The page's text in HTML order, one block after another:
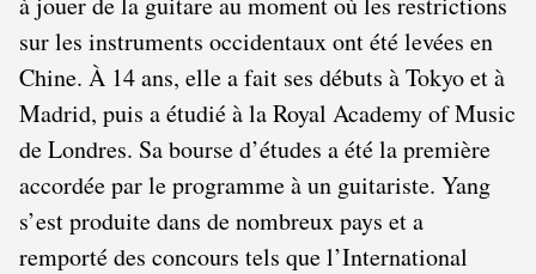
sur les instruments occidentaux ont été levées en
Chine. À 14 ans, elle a fait ses débuts à Tokyo et à
Madrid, puis a étudié à la Royal Academy of Music
de Londres. Sa bourse d’études a été la première
accordée par le programme à un guitariste. Yang
s’est produite dans de nombreux pays et a
remporté des concours tels que l’International